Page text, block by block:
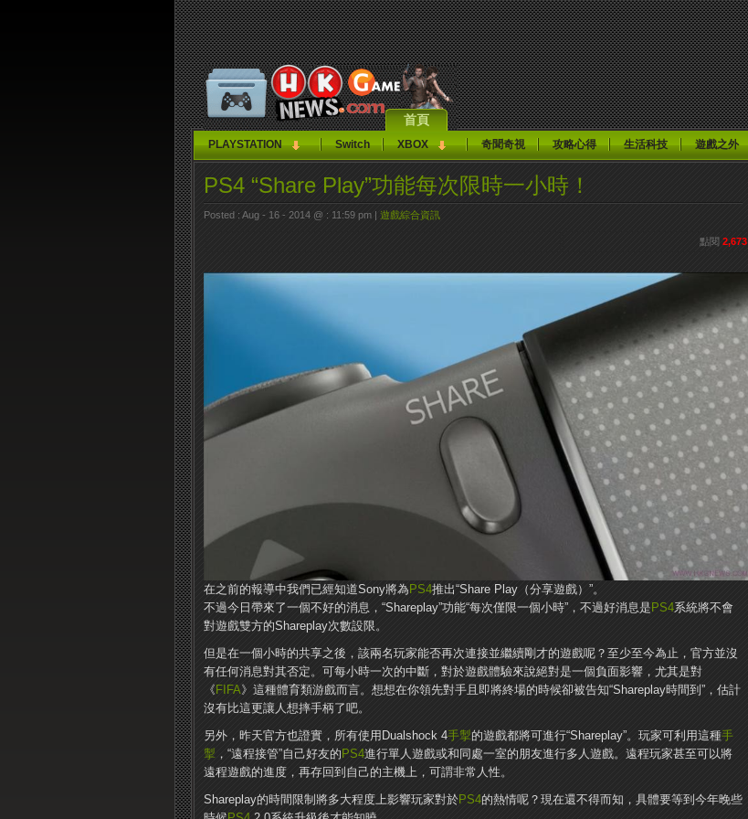
首頁
PLAYSTATION Switch XBOX 奇聞奇視 攻略心得 生活科技 遊戲之外
PS4 “Share Play”功能每次限時一小時！
Posted : Aug - 16 - 2014 @ : 11:59 pm | 遊戲綜合資訊
點閱 2,673
在之前的報導中我們已經知道Sony將為 PS4推出“Share Play（分享遊戲）”。
不過今日帶來了一個不好的消息，“Shareplay”功能“每次僅限一個小時”，不過好消息是 PS4系統將不會
對遊戲雙方的Shareplay次數設限。
但是在一個小時的共享之後，該兩名玩家能否再次連接並繼續剛才的遊戲呢？至少至今為止，官方並沒
有任何消息對其否定。可每小時一次的中斷，對於遊戲體驗來說絕對是一個負面影響，尤其是對
《 FIFA》這種體育類游戲而言。想想在你領先對手且即將終場的時候卻被告知“Shareplay時間到”，估計
沒有比這更讓人想摔手柄了吧。
另外，昨天官方也證實，所有使用Dualshock 4手掣的遊戲都將可進行“Shareplay”。玩家可利用這種手
掣 ，“遠程接管”自己好友的 PS4進行單人遊戲或和同處一室的朋友進行多人遊戲。遠程玩家甚至可以將
遠程遊戲的進度，再存回到自己的主機上，可謂非常人性。
Shareplay的時間限制將多大程度上影響玩家對於PS4的熱情呢？現在還不得而知，具體要等到今年晚些